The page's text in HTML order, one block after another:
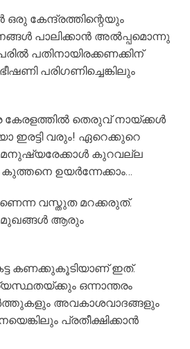
കേന്ദ്രത്തിന്റെയും
പാലിക്കാൻ അൽപ്പമൊന്നു
പതിനായിരക്കണക്കിന്
പരിഗണിച്ചെങ്കിലും
തെരുവ് നായ്ക്കൾ
ഇരട്ടി വരും! ഏറെക്കുറെ
മനുഷ്യരേക്കാൾ കുറവല്ല
കുത്തനെ ഉയർന്നേക്കാം…
വസ്തുത മറക്കരുത്.
മുഖങ്ങൾ ആരും
കണക്കുകൂടിയാണ് ഇത്.
ഒന്നാന്തരം
അവകാശവാദങ്ങളും
പ്രതീക്ഷിക്കാൻ